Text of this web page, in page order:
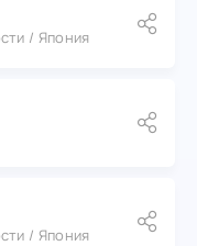
/ Япония
/ Япония